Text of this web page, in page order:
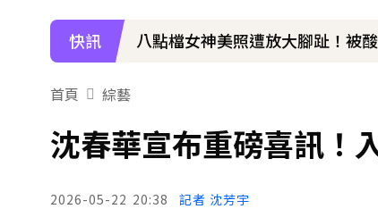
快訊
首頁 綜藝
沈春華宣布重磅喜訊！
2026-05-22 20:38 記者 沈芳宇